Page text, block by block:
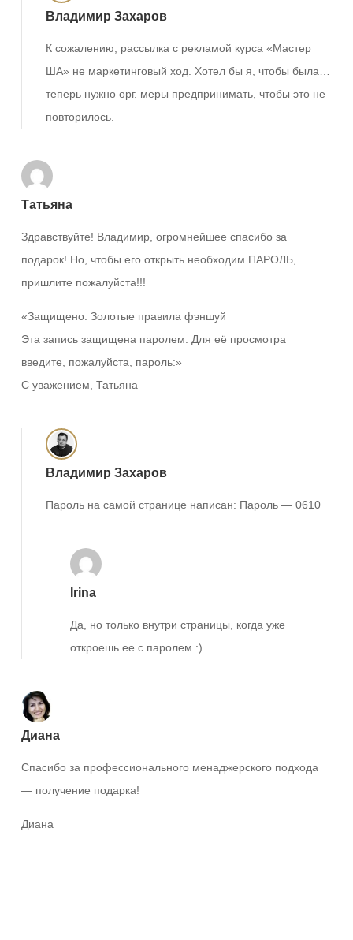
Владимир Захаров
К сожалению, рассылка с рекламой курса «Мастер
ША» не маркетинговый ход. Хотел бы я, чтобы была…
теперь нужно орг. меры предпринимать, чтобы это не
повторилось.
Татьяна
Здравствуйте! Владимир, огромнейшее спасибо за
подарок! Но, чтобы его открыть необходим ПАРОЛЬ,
пришлите пожалуйста!!!
«Защищено: Золотые правила фэншуй
Эта запись защищена паролем. Для её просмотра
введите, пожалуйста, пароль:»
С уважением, Татьяна
Владимир Захаров
Пароль на самой странице написан: Пароль — 0610
Irina
Да, но только внутри страницы, когда уже
откроешь ее с паролем :)
Диана
Спасибо за профессионального менаджерского подхода
— получение подарка!
Диана